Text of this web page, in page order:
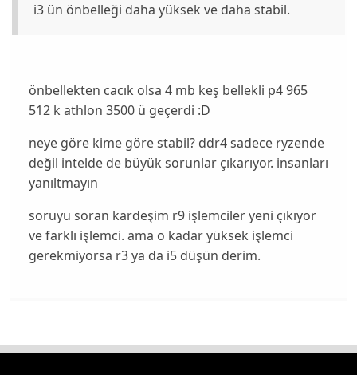
i3 ün önbelleği daha yüksek ve daha stabil.
önbellekten cacık olsa 4 mb keş bellekli p4 965
512 k athlon 3500 ü geçerdi :D
neye göre kime göre stabil? ddr4 sadece ryzende
değil intelde de büyük sorunlar çıkarıyor. insanları
yanıltmayın
soruyu soran kardeşim r9 işlemciler yeni çıkıyor
ve farklı işlemci. ama o kadar yüksek işlemci
gerekmiyorsa r3 ya da i5 düşün derim.